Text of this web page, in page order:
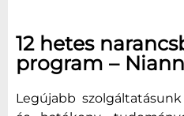
12 hetes
program – Niann
Legújabb